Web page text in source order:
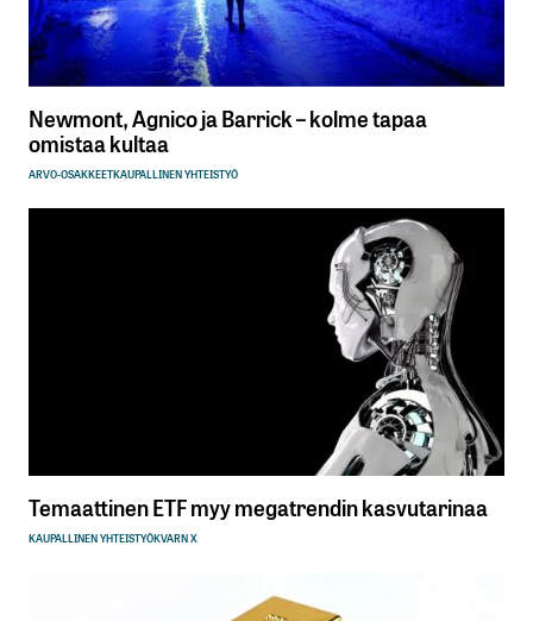
Newmont, Agnico ja Barrick – kolme tapaa
omistaa kultaa
ARVO-OSAKKEETKAUPALLINEN YHTEISTYÖ
Temaattinen ETF myy megatrendin kasvutarinaa
KAUPALLINEN YHTEISTYÖKVARN X